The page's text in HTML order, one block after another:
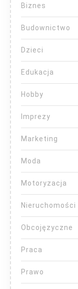
Biznes
Budownictwo
Dzieci
Edukacja
Hobby
Imprezy
Marketing
Moda
Motoryzacja
Nieruchomości
Obcojęzyczne
Praca
Prawo